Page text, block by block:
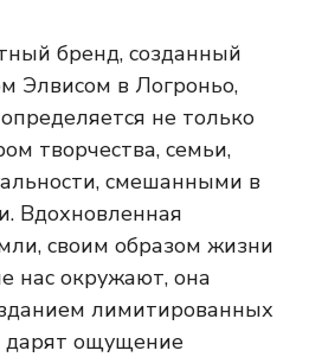
бренд, созданный
Элвисом в Логроньо,
не только
творчества, семьи,
смешанными в
Вдохновленная
своим образом жизни
нас окружают, она
лимитированных
дарят ощущение